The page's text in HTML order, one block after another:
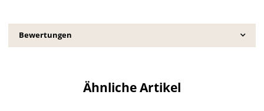
Bewertungen
Ähnliche Artikel